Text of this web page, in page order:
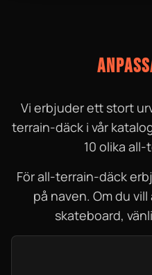
Vi erbjuder ett stort
terrain-däck i vår
10 olika
För all-terrain-däck
på naven. Om du
skateboard,